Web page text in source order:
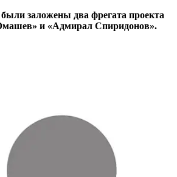
заложены два фрегата проекта
и «Адмирал Спиридонов».